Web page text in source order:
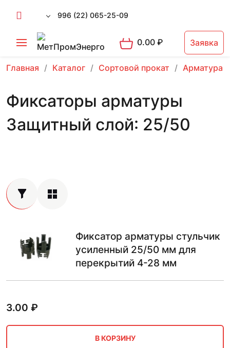
996 (22) 065-25-09
0.00₽ Заявка
Главная Каталог Сортовой прокат Арматура
Фиксаторы арматуры
Защитный слой: 25/50
Фиксатор арматуры стульчик
усиленный 25/50 мм для
перекрытий 4-28 мм
3.00 ₽
В КОРЗИНУ